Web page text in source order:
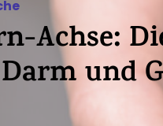
Achse:
und